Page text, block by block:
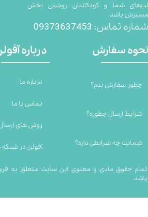
شما و کودکانتان روشنی بخش
باشد.
تماس: 09373637453
سفارش
چطور سفارش بدم؟
شرایط ارسال چطوره؟
ضمانت چه شرایطی داره؟
تمام حقوق مادی و معنوی این سایت متعلق به
باشد.
درباره
درباره ما
تماس با ما
روش های ارسال
آفولن در